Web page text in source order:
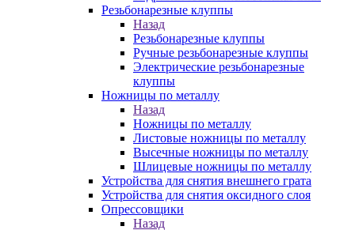
Резьбонарезные клуппы
Назад
Резьбонарезные клуппы
Ручные резьбонарезные клуппы
Электрические резьбонарезные
клуппы
Ножницы по металлу
Назад
Ножницы по металлу
Листовые ножницы по металлу
Высечные ножницы по металлу
Шлицевые ножницы по металлу
Устройства для снятия внешнего грата
Устройства для снятия оксидного слоя
Опрессовщики
Назад